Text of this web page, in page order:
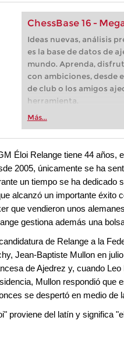
ChessBase 16 -
Ideas nuevas, análisis
es la base de datos de
mundo. Aprenda,
con ambiciones, desde
de club o los amigos
herramienta.
Más...
Éloi Relange tiene 44 años,
2005, únicamente se ha
un tiempo se ha dedicado
alcanzó un importante éxito
que vendieron unos
gestiona además una
de Relange a la
Jean-Baptiste Mullon en
de Ajedrez y, cuando
Mullon respondió que
se despertó en medio de
proviene del latín y significa